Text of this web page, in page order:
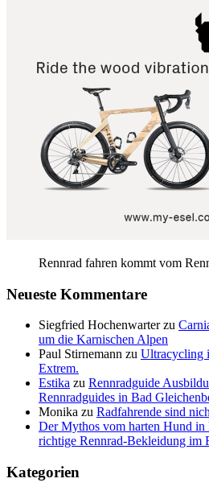
Rennrad fahren kommt vom
Neueste Kommentare
Siegfried Hochenwarterzu
um die Karnischen Alpen
Paul Stirnemann zu Ultracycling
Extrem.
Estika zu Rennradguide
Rennradguides in Bad
Monika zu Radfahrende sind
Der Mythos vom harten Hund
richtige Rennrad-Bekleidung im
Kategorien